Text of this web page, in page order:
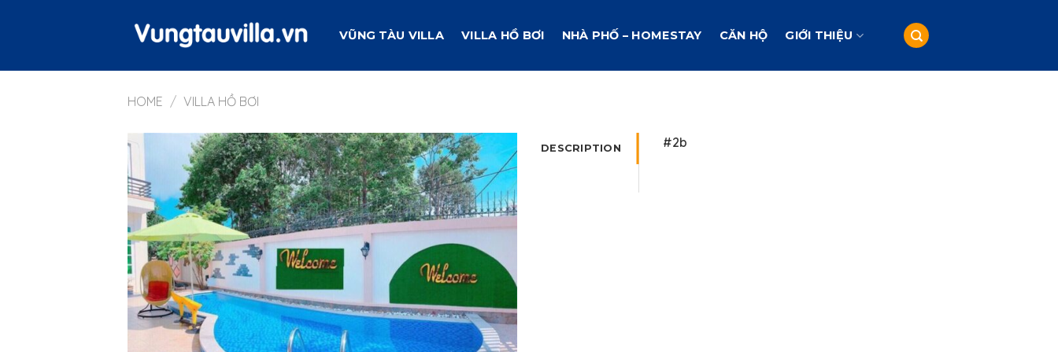
VŨNG TÀU VILLA VILLA HỒ BƠI NHÀ PHỐ – HOMESTAY CĂN HỘ GIỚI THIỆU
HOME / VILLA HỒ BƠI
DESCRIPTION #2b